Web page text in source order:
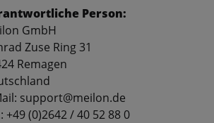
Person:
GmbH
Zuse Ring 31
Remagen
support@meilon.de
+49 (0)2642 / 40 52 88 0